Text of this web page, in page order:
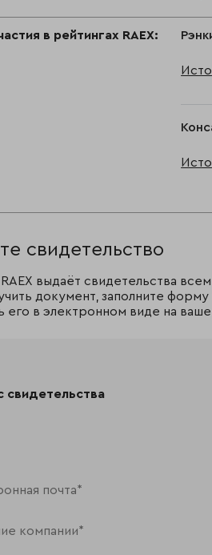
в рейтингах RAEX:
свидетельство
выдаёт свидетельства
документ, заполните
его в электронном виде на
свидетельства